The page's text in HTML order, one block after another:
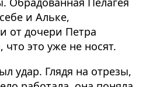
и Альке,
от дочери Петра
что это уже не носят.
удар. Глядя на отрезы,